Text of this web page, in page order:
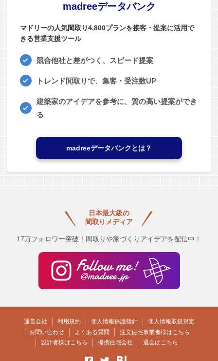
madreeデータバンク
マドリーの人気間取り4,800プランを接客・提案に活用で
きる営業支援ツール
競合他社と差がつく、スピード提案
トレンド間取りで、集客・受注数UP
建築家のアイデアを参考に、質の高い提案ができ
る
madreeデータバンクとは？
日本最大級の
間取りメディア
17万フォロワー突破！間取りや家づくりアイデアを配信中！
運営会社 利用規約 個人情報保護指針
個人情報取扱規定
お問い合わせ
よくある質問
注文住宅事業者様はこちら
設計者様はこちら
提携住宅会社 退会はこちら